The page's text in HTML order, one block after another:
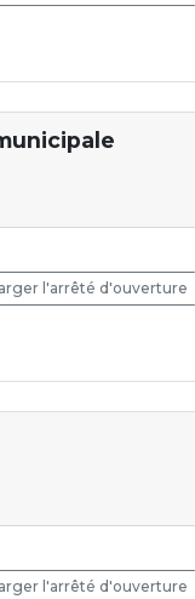
l'arrêté d'ouverture
l'arrêté d'ouverture